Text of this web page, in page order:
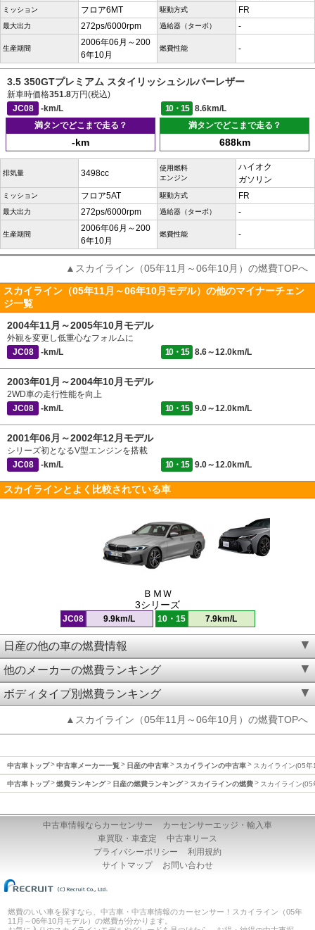
ミッション フロア6MT 駆動方式 FR
最大出力 272ps/6000rpm 過給器（ターボ） -
生産期間
2006年06月～200
6年10月
燃費性能 -
3.5 350GTプレミアム スタイリッシュシルバーレザー
新車時価格351.8万円(税込)
JC08
-km/L 10・15
8.6km/L
満タンでどこまで走る？
-km
満タンでどこまで走る？
688km
排気量 3498cc
使用燃料
エンジン
ハイオク
ガソリン
ミッション フロア5AT 駆動方式 FR
最大出力 272ps/6000rpm 過給器（ターボ） -
生産期間
2006年06月～200
6年10月
燃費性能 -
▲スカイライン（05年11月～06年10月）の燃費TOPへ
スカイライン（05年11月～06年10月モデル）の他のマイナーチェン
ジ一覧
2004年11月～2005年10月モデル
外観を変更し低重心なフォルムに
JC08
-km/L 10・15 8.6～12.0km/L
2003年01月～2004年10月モデル
2WD車の走行性能を向上
JC08
-km/L 10・15 9.0～12.0km/L
2001年06月～2002年12月モデル
シリーズ初となるV型エンジンを搭載
JC08
-km/L 10・15 9.0～12.0km/L
スカイラインとよく比較されている車
ＢＭＷ
3シリーズ
JC08 9.9km/L 10・15 7.9km/L
日産の他の車の燃費情報
他のメーカーの燃費ランキング
ボディタイプ別燃費ランキング
▲スカイライン（05年11月～06年10月）の燃費TOPへ
中古車トップ 中古車メーカー一覧 日産の中古車 スカイラインの中古車 スカイライン(05
中古車トップ 燃費ランキング 日産の燃費ランキング スカイラインの燃費 スカイライン
中古車情報ならカーセンサー
カーセンサーエッジ・輸入車
車買取・車査定
中古車リース
プライバシーポリシー
利用規約
サイトマップ
お問い合わせ
燃費のいい車を探すなら、中古車・中古車情報のカーセンサー！スカイライン（05年
11月～06年10月モデル）の燃費が分かります。